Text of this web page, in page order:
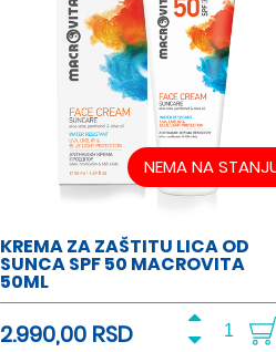
NEMA NA
KREMA ZA ZAŠTITU LICA OD
SUNCA SPF 50 MACROVITA
50ML
2.990,00 RSD